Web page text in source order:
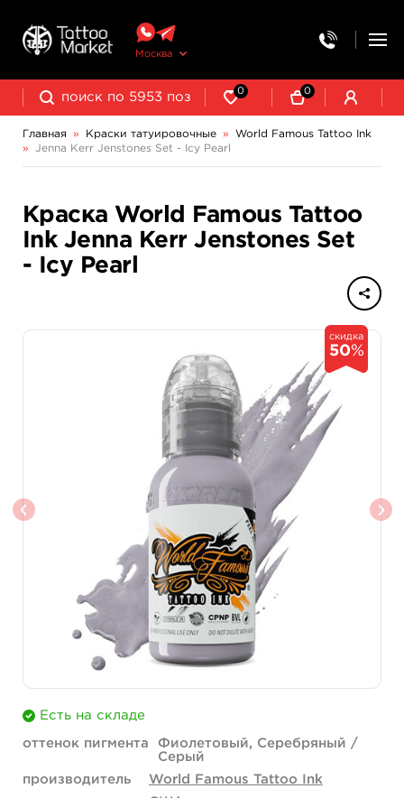
Москва
0 0
Главная » Краски татуировочные »
World Famous Tattoo Ink
»
Jenna Kerr Jenstones Set - Icy Pearl
Краска World Famous Tattoo
Ink Jenna Kerr Jenstones Set
- Icy Pearl
Есть на складе
оттенок пигмента
Фиолетовый, Серебряный /
Серый
производитель
World Famous Tattoo Ink
скидка
50%